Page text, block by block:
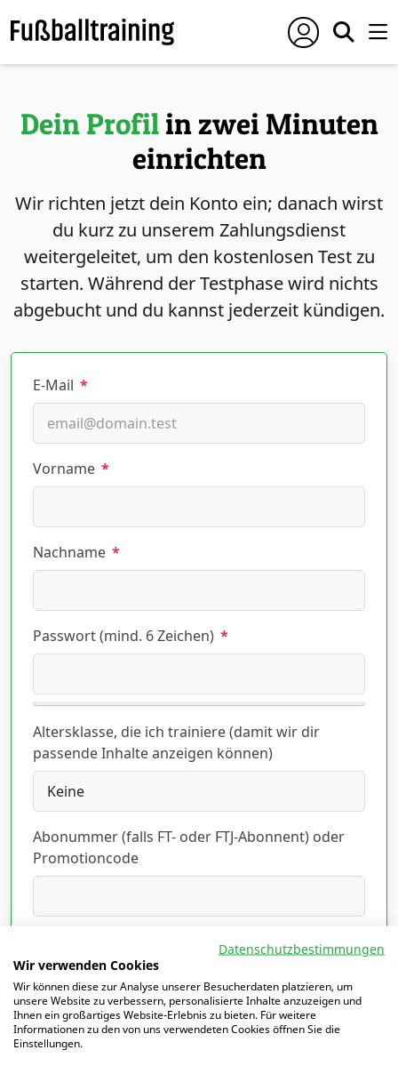
Dein Profilin zwei Minuten
einrichten
Wir richten jetzt dein Konto ein; danach wirst
du kurz zu unserem Zahlungsdienst
weitergeleitet, um den kostenlosen Test zu
starten. Während der Testphase wird nichts
abgebucht und du kannst jederzeit kündigen.
E-Mail *
Vorname *
Nachname *
Passwort (mind. 6 Zeichen) *
Altersklasse, die ich trainiere (damit wir dir
passende Inhalte anzeigen können)
Abonummer (falls FT- oder FTJ-Abonnent) oder
Promotioncode
Ich habe die Datenschutzerklärung gelesen
und akzeptiert.Hier lesen
Datenschutzbestimmungen
Wir verwenden Cookies
Wir können diese zur Analyse unserer Besucherdaten platzieren, um
unsere Website zu verbessern, personalisierte Inhalte anzuzeigen und
Ihnen ein großartiges Website-Erlebnis zu bieten. Für weitere
Informationen zu den von uns verwendeten Cookies öffnen Sie die
Einstellungen.